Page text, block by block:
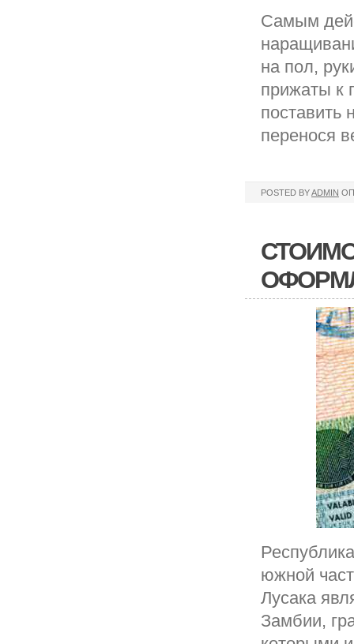
Самым
на пол,
прижаты к
поставить
перенося
POSTED BYADMIN
южной
Лусака
Замбии,